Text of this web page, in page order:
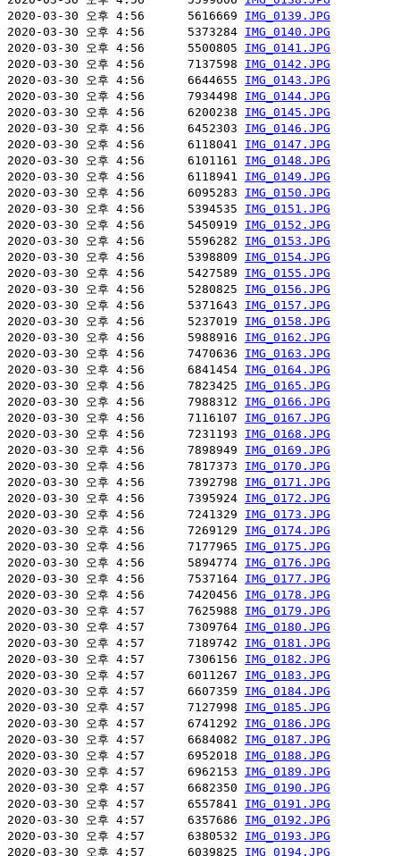
2020-03-30 오후 4:56      5616669 IMG_0139.JPG
2020-03-30 오후 4:56      5373284 IMG_0140.JPG
2020-03-30 오후 4:56      5500805 IMG_0141.JPG
2020-03-30 오후 4:56      7137598 IMG_0142.JPG
2020-03-30 오후 4:56      6644655 IMG_0143.JPG
2020-03-30 오후 4:56      7934498 IMG_0144.JPG
2020-03-30 오후 4:56      6200238 IMG_0145.JPG
2020-03-30 오후 4:56      6452303 IMG_0146.JPG
2020-03-30 오후 4:56      6118041 IMG_0147.JPG
2020-03-30 오후 4:56      6101161 IMG_0148.JPG
2020-03-30 오후 4:56      6118941 IMG_0149.JPG
2020-03-30 오후 4:56      6095283 IMG_0150.JPG
2020-03-30 오후 4:56      5394535 IMG_0151.JPG
2020-03-30 오후 4:56      5450919 IMG_0152.JPG
2020-03-30 오후 4:56      5596282 IMG_0153.JPG
2020-03-30 오후 4:56      5398809 IMG_0154.JPG
2020-03-30 오후 4:56      5427589 IMG_0155.JPG
2020-03-30 오후 4:56      5280825 IMG_0156.JPG
2020-03-30 오후 4:56      5371643 IMG_0157.JPG
2020-03-30 오후 4:56      5237019 IMG_0158.JPG
2020-03-30 오후 4:56      5988916 IMG_0162.JPG
2020-03-30 오후 4:56      7470636 IMG_0163.JPG
2020-03-30 오후 4:56      6841454 IMG_0164.JPG
2020-03-30 오후 4:56      7823425 IMG_0165.JPG
2020-03-30 오후 4:56      7988312 IMG_0166.JPG
2020-03-30 오후 4:56      7116107 IMG_0167.JPG
2020-03-30 오후 4:56      7231193 IMG_0168.JPG
2020-03-30 오후 4:56      7898949 IMG_0169.JPG
2020-03-30 오후 4:56      7817373 IMG_0170.JPG
2020-03-30 오후 4:56      7392798 IMG_0171.JPG
2020-03-30 오후 4:56      7395924 IMG_0172.JPG
2020-03-30 오후 4:56      7241329 IMG_0173.JPG
2020-03-30 오후 4:56      7269129 IMG_0174.JPG
2020-03-30 오후 4:56      7177965 IMG_0175.JPG
2020-03-30 오후 4:56      5894774 IMG_0176.JPG
2020-03-30 오후 4:56      7537164 IMG_0177.JPG
2020-03-30 오후 4:56      7420456 IMG_0178.JPG
2020-03-30 오후 4:57      7625988 IMG_0179.JPG
2020-03-30 오후 4:57      7309764 IMG_0180.JPG
2020-03-30 오후 4:57      7189742 IMG_0181.JPG
2020-03-30 오후 4:57      7306156 IMG_0182.JPG
2020-03-30 오후 4:57      6011267 IMG_0183.JPG
2020-03-30 오후 4:57      6607359 IMG_0184.JPG
2020-03-30 오후 4:57      7127998 IMG_0185.JPG
2020-03-30 오후 4:57      6741292 IMG_0186.JPG
2020-03-30 오후 4:57      6684082 IMG_0187.JPG
2020-03-30 오후 4:57      6952018 IMG_0188.JPG
2020-03-30 오후 4:57      6962153 IMG_0189.JPG
2020-03-30 오후 4:57      6682350 IMG_0190.JPG
2020-03-30 오후 4:57      6557841 IMG_0191.JPG
2020-03-30 오후 4:57      6357686 IMG_0192.JPG
2020-03-30 오후 4:57      6380532 IMG_0193.JPG
2020-03-30 오후 4:57      6039825 IMG_0194.JPG